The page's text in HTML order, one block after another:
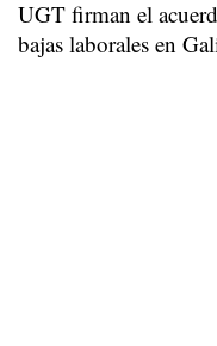
UGT firman el
bajas laborales en